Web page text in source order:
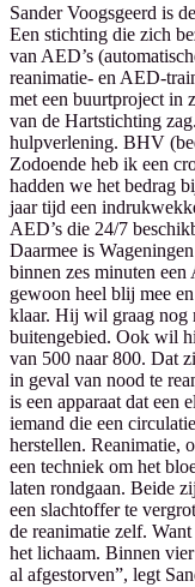
Sander Voogsgeerd is
Een stichting die zich
van AED’s
reanimatie- en AED-
met een buurtproject in
van de Hartstichting
hulpverlening. BHV
Zodoende heb ik een
hadden we het bedrag
jaar tijd een
AED’s die 24/7
Daarmee is
binnen zes minuten
gewoon heel blij mee
klaar. Hij wil graag nog
buitengebied. Ook wil
van 500 naar 800. Dat
in geval van nood te
is een apparaat dat een
iemand die een
herstellen. Reanimatie,
een techniek om het
laten rondgaan. Beide
een slachtoffer te
de reanimatie zelf.
het lichaam. Binnen
al afgestorven”, legt